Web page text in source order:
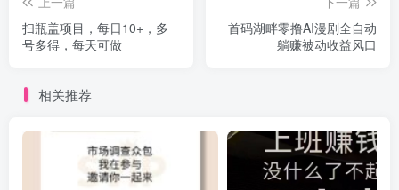
扫瓶盖项目，每日10+，多
号多得，每天可做
首码湖畔零撸AI漫剧全自动
躺赚被动收益风口
相关推荐